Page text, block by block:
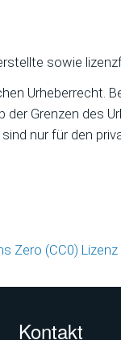
sowie
Urheberrecht.
der Grenzen des
nur für den
Zero (CC0) Lizenz
Kontakt